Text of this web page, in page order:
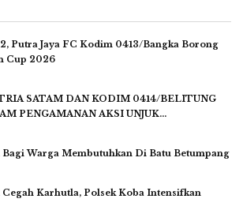
Putra Jaya FC Kodim 0413/Bangka Borong
Cup 2026
SATAM DAN KODIM 0414/BELITUNG
PENGAMANAN AKSI UNJUK…
Warga Membutuhkan Di Batu Betumpang
Cegah Karhutla, Polsek Koba Intensifkan